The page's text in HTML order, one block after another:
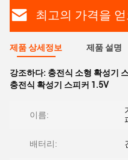
최고의 가격을
제품 상세정보 제품 설명
강조하다: 충전식 소형 확성기
충전식 확성기 스피커 1.5V
이름:
배터리: